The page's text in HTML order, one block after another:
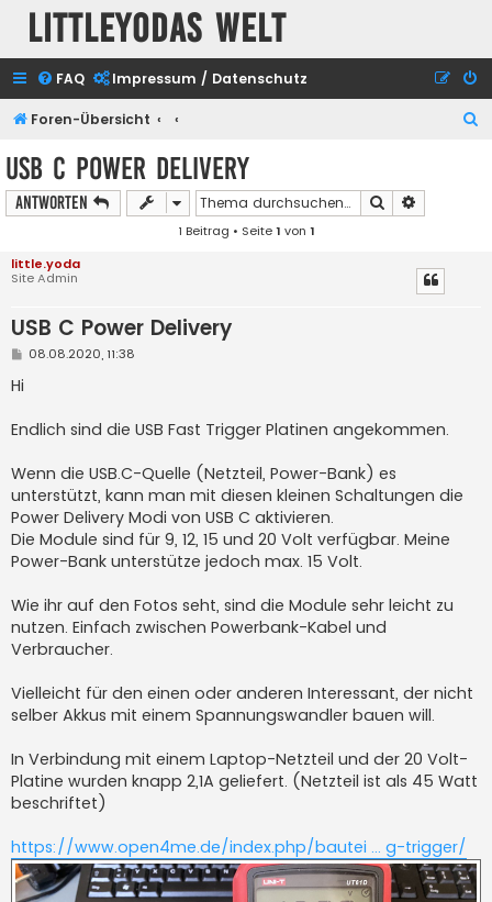
Littleyodas Welt
FAQ Impressum / Datenschutz
Foren-Übersicht
USB C Power Delivery
Antworten Suche
1 Beitrag • Seite1 von 1
little.yoda
Site Admin
USB C Power Delivery
B
a
g
08.08.2020, 11:38
Hi
Endlich sind die USB Fast Trigger Platinen angekommen.
Wenn die USB.C-Quelle (Netzteil, Power-Bank) es
unterstützt, kann man mit diesen kleinen Schaltungen die
Power Delivery Modi von USB C aktivieren.
Die Module sind für 9, 12, 15 und 20 Volt verfügbar. Meine
Power-Bank unterstütze jedoch max. 15 Volt.
Wie ihr auf den Fotos seht, sind die Module sehr leicht zu
nutzen. Einfach zwischen Powerbank-Kabel und
Verbraucher.
Vielleicht für den einen oder anderen Interessant, der nicht
selber Akkus mit einem Spannungswandler bauen will.
In Verbindung mit einem Laptop-Netzteil und der 20 Volt-
Platine wurden knapp 2,1A geliefert. (Netzteil ist als 45 Watt
beschriftet)
https://www.open4me.de/index.php/bautei ... g-trigger/